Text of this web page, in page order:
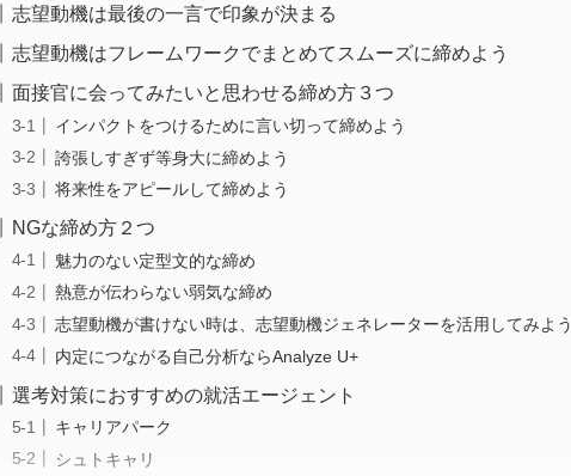
志望動機は最後の一言で印象が決まる
志望動機はフレームワークでまとめてスムーズに締めよう
面接官に会ってみたいと思わせる締め方３つ
インパクトをつけるために言い切って締めよう
誇張しすぎず等身大に締めよう
将来性をアピールして締めよう
NGな締め方２つ
魅力のない定型文的な締め
熱意が伝わらない弱気な締め
志望動機が書けない時は、志望動機ジェネレーターを活用してみよう
内定につながる自己分析ならAnalyze U+
選考対策におすすめの就活エージェント
キャリアパーク
シュトキャリ